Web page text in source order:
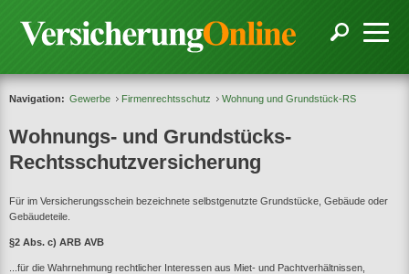
Navigation: Gewerbe Firmenrechtsschutz Wohnung und Grundstück-RS
Wohnungs- und Grundstücks-
Rechtsschutzversicherung
Für im Versicherungsschein bezeichnete selbstgenutzte Grundstücke, Gebäude oder
Gebäudeteile.
§2 Abs. c) ARB AVB
...für die Wahrnehmung rechtlicher Interessen aus Miet- und Pachtverhältnissen,